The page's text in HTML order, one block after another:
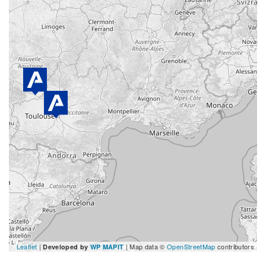
Leaflet |Developed by WP MAPIT | Map data ©OpenStreetMap contributors